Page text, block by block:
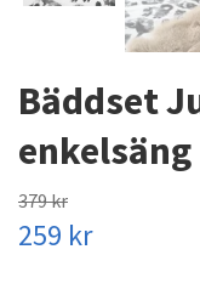
Bäddset
enkelsäng
379 kr
259 kr